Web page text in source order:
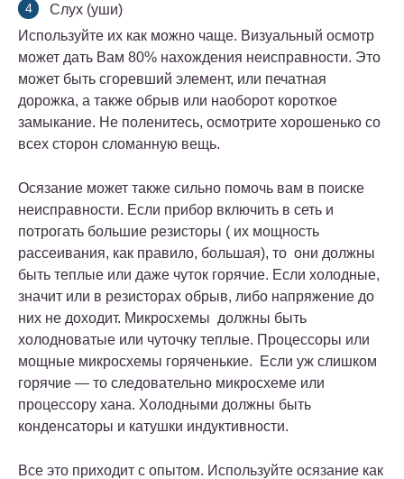
Слух (уши)
Используйте их как можно чаще. Визуальный осмотр
может дать Вам 80% нахождения неисправности. Это
может быть сгоревший элемент, или печатная
дорожка, а также обрыв или наоборот короткое
замыкание. Не поленитесь, осмотрите хорошенько со
всех сторон сломанную вещь.
Осязание может также сильно помочь вам в поиске
неисправности. Если прибор включить в сеть и
потрогать большие резисторы ( их мощность
рассеивания, как правило, большая), то они должны
быть теплые или даже чуток горячие. Если холодные,
значит или в резисторах обрыв, либо напряжение до
них не доходит. Микросхемы должны быть
холодноватые или чуточку теплые. Процессоры или
мощные микросхемы горяченькие. Если уж слишком
горячие — то следовательно микросхеме или
процессору хана. Холодными должны быть
конденсаторы и катушки индуктивности.
Все это приходит с опытом. Используйте осязание как